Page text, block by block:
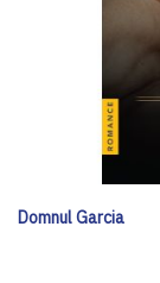
Domnul Garcia